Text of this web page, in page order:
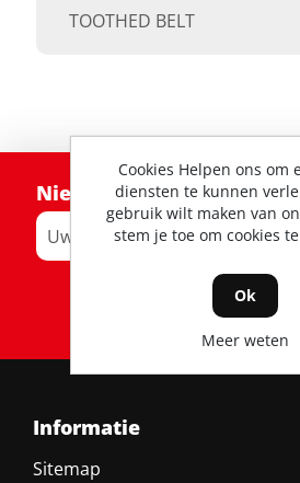
TOOTHED BELT
Nieuwsbrief
RSS
Informatie
Sitemap
Cookies Helpen ons om
diensten te kunnen
gebruik wilt maken van
stem je toe om cookies
Ok
Meer weten